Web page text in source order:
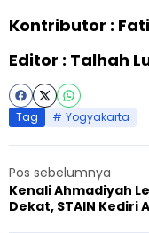
Kontributor :
Editor : Talhah
Tag Yogyakarta
Pos sebelumnya
Kenali Ahmadiyah
Dekat, STAIN Kediri